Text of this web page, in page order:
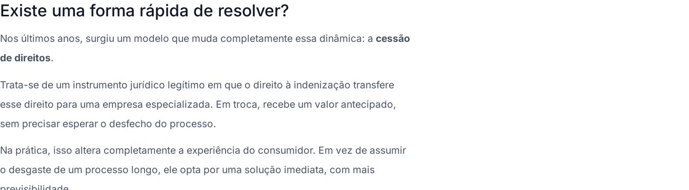
Existe uma forma rápida de resolver?
Nos últimos anos, surgiu um modelo que muda completamente essa dinâmica: a cessão
de direitos.
Trata-se de um instrumento jurídico legítimo em que o direito à indenização transfere
esse direito para uma empresa especializada. Em troca, recebe um valor antecipado,
sem precisar esperar o desfecho do processo.
Na prática, isso altera completamente a experiência do consumidor. Em vez de assumir
o desgaste de um processo longo, ele opta por uma solução imediata, com mais